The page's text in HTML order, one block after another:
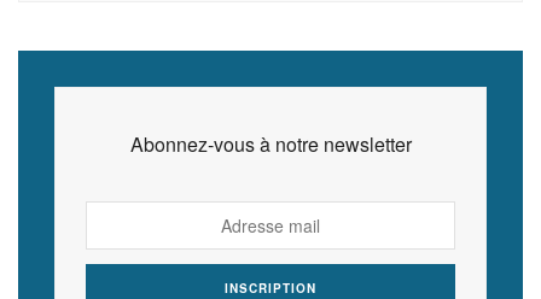
Abonnez-vous à notre newsletter